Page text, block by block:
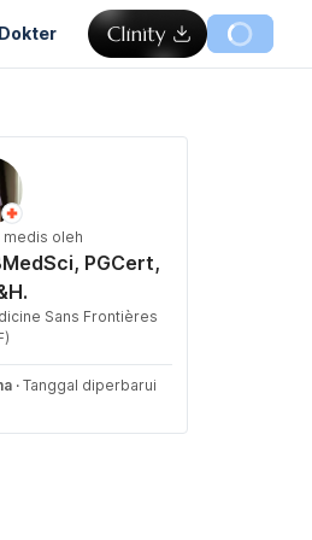
medis oleh
PGCert,
Sans Frontières
· Tanggal diperbarui